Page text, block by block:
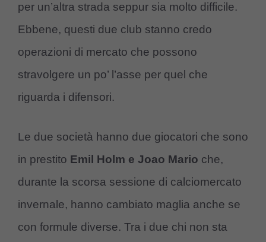
per un’altra strada seppur sia molto difficile.
Ebbene, questi due club stanno credo
operazioni di mercato che possono
stravolgere un po’ l’asse per quel che
riguarda i difensori.
Le due società hanno due giocatori che sono
in prestito Emil Holm e Joao Mario che,
durante la scorsa sessione di calciomercato
invernale, hanno cambiato maglia anche se
con formule diverse. Tra i due chi non sta